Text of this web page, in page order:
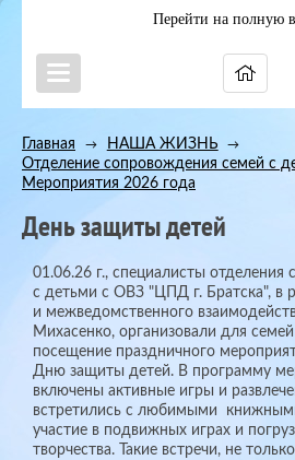
Перейти на полную
Главная → НАША ЖИЗНЬ →
Отделение сопровождения семей с
Мероприятия 2026 года
День защиты детей
01.06.26 г., специалисты отделения
с детьми с ОВЗ "ЦПД г. Братска", в
и межведомственного
Михасенко, организовали для
посещение праздничного
Дню защиты детей. В программу
включены активные игры и
встретились с любимыми
участие в подвижных играх и
творчества. Такие встречи, не